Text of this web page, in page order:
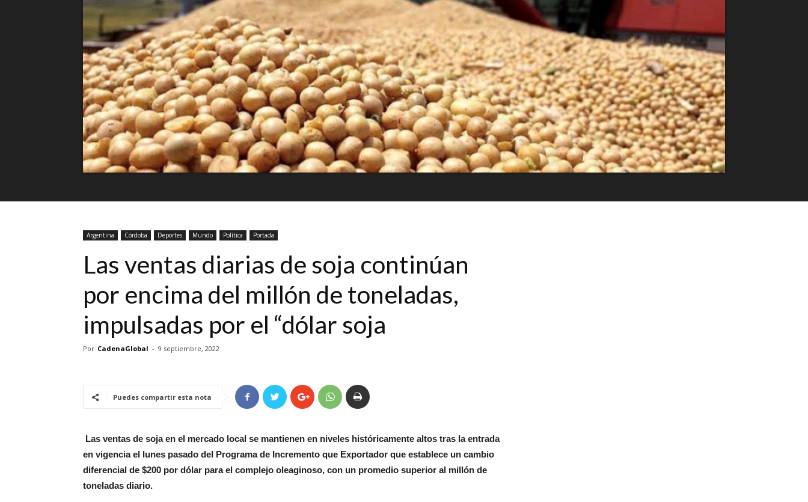
Argentina Córdoba Deportes Mundo Política Portada
Las ventas diarias de soja continúan
por encima del millón de toneladas,
impulsadas por el “dólar soja
Por CadenaGlobal - 9 septiembre, 2022
Puedes compartir esta nota
Las ventas de soja en el mercado local se mantienen en niveles históricamente altos tras la entrada
en vigencia el lunes pasado del Programa de Incremento que Exportador que establece un cambio
diferencial de $200 por dólar para el complejo oleaginoso, con un promedio superior al millón de
toneladas diario.